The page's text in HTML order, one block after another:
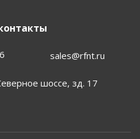
sales@rfnt.ru
шоссе, зд. 17